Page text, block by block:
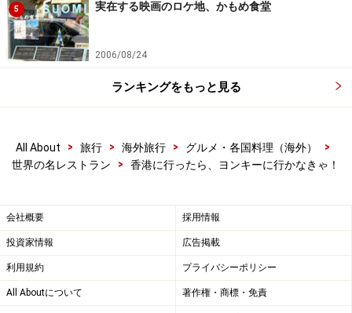
5 実在する映画のロケ地、かもめ食堂
2006/08/24
ランキングをもっと見る
All About > 旅行 > 海外旅行 > グルメ・各国料理（海外）
>
世界の名レストラン
> 香港に行ったら、ヨンキーに行かなきゃ！
会社概要 採用情報
投資家情報 広告掲載
利用規約 プライバシーポリシー
All Aboutについて 著作権・商標・免責